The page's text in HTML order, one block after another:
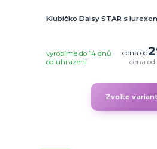
Klubíčko Daisy STAR s
cena od
cena od
vyrobíme do 14 dnů
od uhrazení
Zvolte